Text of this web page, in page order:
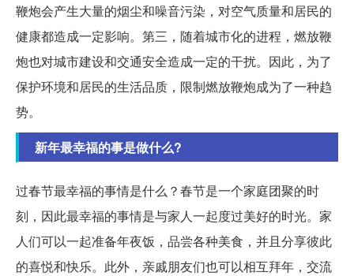
鞭炮会产生大量的烟尘和噪音污染，对空气质量和居民的
健康都造成一定影响。第三，随着城市化的进程，燃放鞭
炮也对城市建设和交通安全造成一定的干扰。因此，为了
保护环境和居民的生活品质，限制燃放鞭炮成为了一种趋
势。
新年最幸福的事是做什么?
过春节最幸福的事情是什么？春节是一个家庭团聚的时
刻，因此最幸福的事情是与家人一起度过美好的时光。家
人们可以一起准备年夜饭，品尝各种美食，并且分享彼此
的喜悦和快乐。此外，亲戚朋友们也可以相互拜年，交流